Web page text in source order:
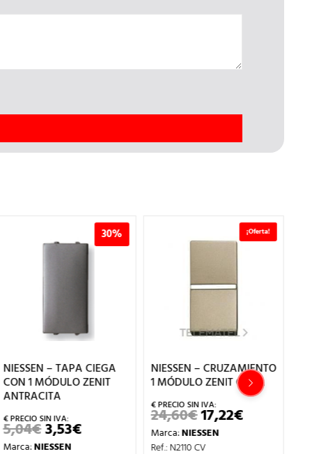
30%
NIESSEN – TAPA CIEGA
CON 1 MÓDULO ZENIT
ANTRACITA
5,04€EL
PRECIO
3,53€EL
PRECIO
Marca:NIESSEN
¡Oferta!
NIESSEN – CRUZAMIENTO
1 MÓDULO ZENIT CAVA
24,60€EL
PRECIO
ORIGINAL
ERA:
17,22€EL
PRECIO
Marca:NIESSEN
Ref.: N2110 CV